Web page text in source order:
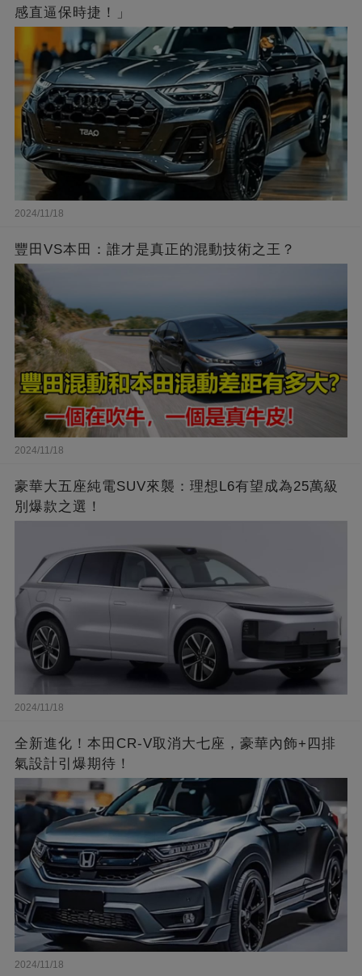
感直逼保時捷！」
2024/11/18
豐田VS本田：誰才是真正的混動技術之王？
2024/11/18
豪華大五座純電SUV來襲：理想L6有望成為25萬級
別爆款之選！
2024/11/18
全新進化！本田CR-V取消大七座，豪華內飾+四排
氣設計引爆期待！
2024/11/18